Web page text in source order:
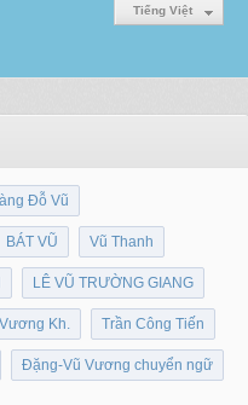
Tiếng Việt
Đỗ Vũ
BÁT VŨ Vũ Thanh
LÊ VŨ TRƯỜNG GIANG
Vương Kh. Trần Công Tiến
Đặng-Vũ Vương chuyển ngữ